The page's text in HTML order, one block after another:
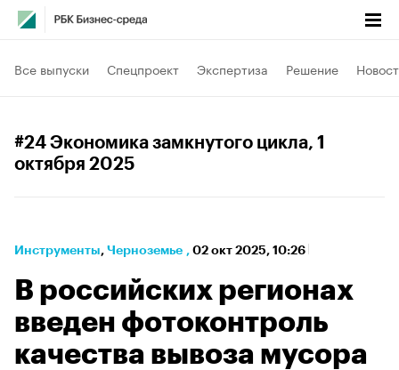
Все выпуски Спецпроект Экспертиза Решение
#24 Экономика замкнутого цикла, 1
октября 2025
Инструменты⁠, Черноземье , 02 окт 2025, 10:26
В российских регионах
введен фотоконтроль
качества вывоза мусора